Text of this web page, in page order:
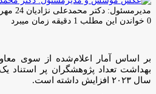
مدیرمسئول: دکتر محمدعلی نژادیان ارسال
ایمیل
24 مهر 1403 10:00
0 خواندن این مطلب 1 دقیقه زمان میبرد
بر اساس آمار اعلام‌شده از سوی
بهداشت تعداد پژوهشگران پر استناد
سال ۲۰۲۳ افزایش داشته است.